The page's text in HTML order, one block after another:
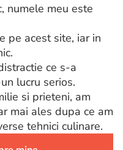
numele meu este
pe acest site, iar in
ce s-a
lucru serios.
si prieteni, am
mai ales dupa ce am
tehnici culinare.